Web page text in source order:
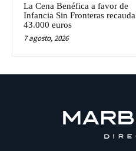
La Cena Benéfica a favor de
Infancia Sin Fronteras recauda
43.000 euros
7 agosto, 2026